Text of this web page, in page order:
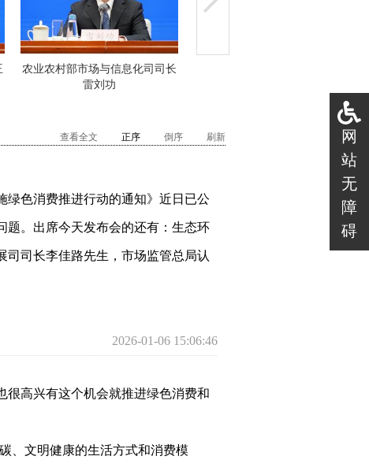
农业农村部市场与信息化司司长
雷刘功
查看全文 正序 倒序 刷新
绿色消费推进行动的通知》近日已公
题。出席今天发布会的还有：生态环
司长李佳路先生，市场监管总局认
2026-01-06 15:06:46
很高兴有这个机会就推进绿色消费和
、文明健康的生活方式和消费模
网
站
无
障
碍